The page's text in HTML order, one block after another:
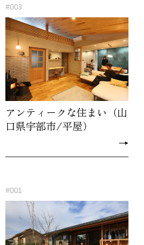
#003
アンティークな住まい（山
口県宇部市/平屋）
→
#001